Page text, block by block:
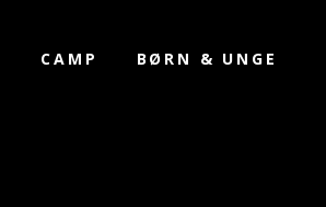
CAMP BØRN & UNGE